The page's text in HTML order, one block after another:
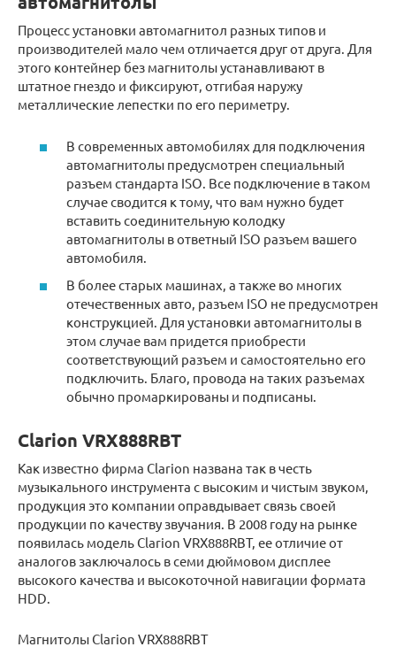
Процесс установки автомагнитол разных типов и
производителей мало чем отличается друг от друга. Для
этого контейнер без магнитолы устанавливают в
штатное гнездо и фиксируют, отгибая наружу
металлические лепестки по его периметру.
В современных автомобилях для подключения
автомагнитолы предусмотрен специальный
разъем стандарта ISO. Все подключение в таком
случае сводится к тому, что вам нужно будет
вставить соединительную колодку
автомагнитолы в ответный ISO разъем вашего
автомобиля.
В более старых машинах, а также во многих
отечественных авто, разъем ISO не предусмотрен
конструкцией. Для установки автомагнитолы в
этом случае вам придется приобрести
соответствующий разъем и самостоятельно его
подключить. Благо, провода на таких разъемах
обычно промаркированы и подписаны.
Clarion VRX888RBT
Как известно фирма Clarion названа так в честь
музыкального инструмента с высоким и чистым звуком,
продукция это компании оправдывает связь своей
продукции по качеству звучания. В 2008 году на рынке
появилась модель Clarion VRX888RBT, ее отличие от
аналогов заключалось в семи дюймовом дисплее
высокого качества и высокоточной навигации формата
HDD.
Магнитолы Clarion VRX888RBT